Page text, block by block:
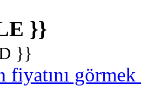
}}
}}
fiyatını